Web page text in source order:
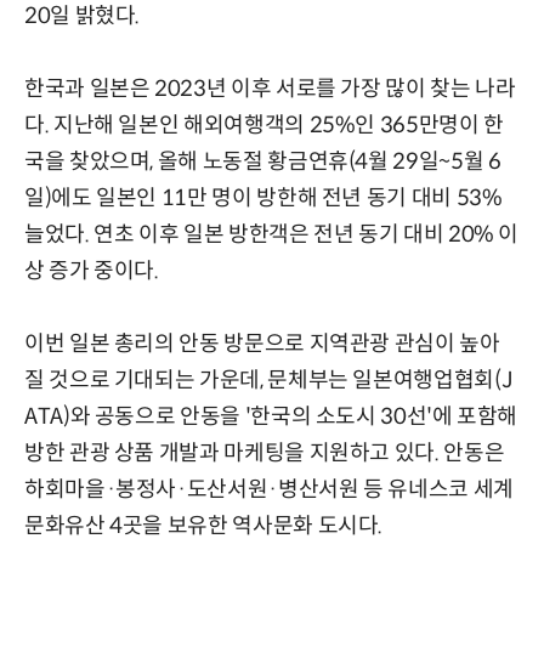
20일 밝혔다.
한국과 일본은 2023년 이후 서로를 가장 많이 찾는 나라
다. 지난해 일본인 해외여행객의 25%인 365만명이 한
국을 찾았으며, 올해 노동절 황금연휴(4월 29일~5월 6
일)에도 일본인 11만 명이 방한해 전년 동기 대비 53%
늘었다. 연초 이후 일본 방한객은 전년 동기 대비 20% 이
상 증가 중이다.
이번 일본 총리의 안동 방문으로 지역관광 관심이 높아
질 것으로 기대되는 가운데, 문체부는 일본여행업협회(J
ATA)와 공동으로 안동을 '한국의 소도시 30선'에 포함해
방한 관광 상품 개발과 마케팅을 지원하고 있다. 안동은
하회마을·봉정사·도산서원·병산서원 등 유네스코 세계
문화유산 4곳을 보유한 역사문화 도시다.